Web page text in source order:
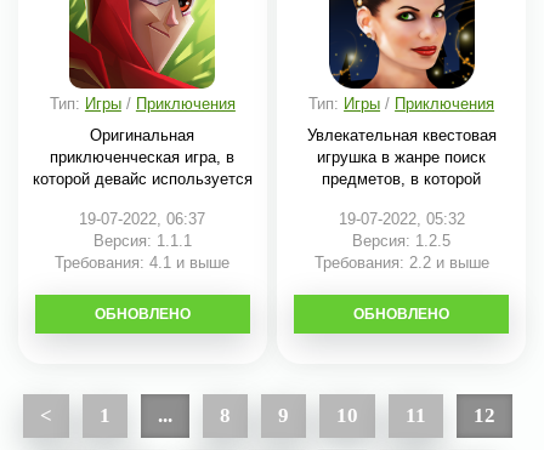
Тип: Игры/ Приключения
Оригинальная
приключенческая игра, в
которой девайс используется
19-07-2022, 06:37
Версия: 1.1.1
Требования: 4.1 и выше
СКАЧАТЬ
ОБНОВЛЕНО
Тип: Игры / Приключения
Увлекательная квестовая
игрушка в жанре поиск
предметов, в которой
19-07-2022, 05:32
Версия: 1.2.5
Требования: 2.2 и выше
СКАЧАТЬ
ОБНОВЛЕНО
< 1 ... 8 9 10 11 12